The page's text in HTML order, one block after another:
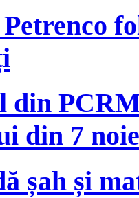
din
din 7
șah și